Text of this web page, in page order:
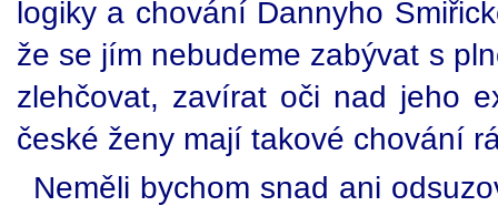
logiky a chování Dannyho
že se jím nebudeme zabývat s
zlehčovat, zavírat oči nad jeho
české ženy mají takové chování
Neměli bychom snad ani